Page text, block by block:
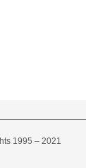
1995 – 2021